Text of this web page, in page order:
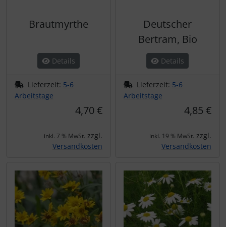
Brautmyrthe
Details
Lieferzeit: 5-6
Arbeitstage
4,70 €
inkl. 7 % MwSt. zzgl.
Versandkosten
Deutscher
Bertram, Bio
Details
Lieferzeit: 5-6
Arbeitstage
4,85 €
inkl. 19 % MwSt. zzgl.
Versandkosten